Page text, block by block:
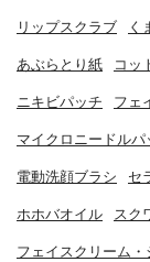
リップスクラブ く
あぶらとり紙 コッ
ニキビパッチ フェ
マイクロニードルパ
電動洗顔ブラシ セ
ホホバオイル スク
フェイスクリーム